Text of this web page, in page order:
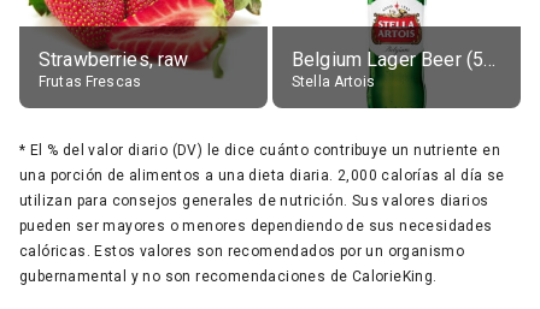
Strawberries, raw
Frutas Frescas
Belgium Lager Beer (5% alc.)
Stella Artois
* El % del valor diario (DV) le dice cuánto contribuye un nutriente en
una porción de alimentos a una dieta diaria. 2,000 calorías al día se
utilizan para consejos generales de nutrición. Sus valores diarios
pueden ser mayores o menores dependiendo de sus necesidades
calóricas. Estos valores son recomendados por un organismo
gubernamental y no son recomendaciones de CalorieKing.